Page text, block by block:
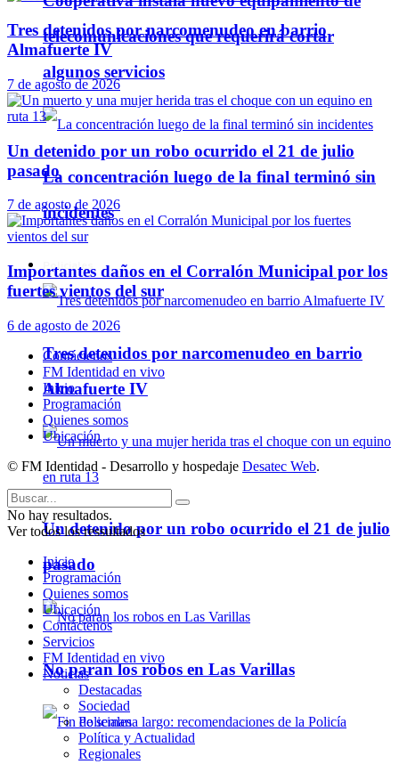
telecomunicaciones que requerirá cortar
algunos servicios
La concentración luego de la final terminó sin
incidentes
Policiales
Tres detenidos por narcomenudeo en barrio
Almafuerte IV
Un detenido por un robo ocurrido el 21 de julio
pasado
No paran los robos en Las Varillas
Tres detenidos por narcomenudeo en barrio
Almafuerte IV
7 de agosto de 2026
Un detenido por un robo ocurrido el 21 de julio
pasado
7 de agosto de 2026
Importantes daños en el Corralón Municipal por los
fuertes vientos del sur
6 de agosto de 2026
Contáctenos
FM Identidad en vivo
Inicio
Programación
Quienes somos
Ubicación
© FM Identidad - Desarrollo y hospedaje Desatec Web.
No hay resultados.
Ver todos los ressultados
Inicio
Programación
Quienes somos
Ubicación
Contáctenos
Servicios
FM Identidad en vivo
Noticias
Destacadas
Sociedad
Policiales
Política y Actualidad
Regionales